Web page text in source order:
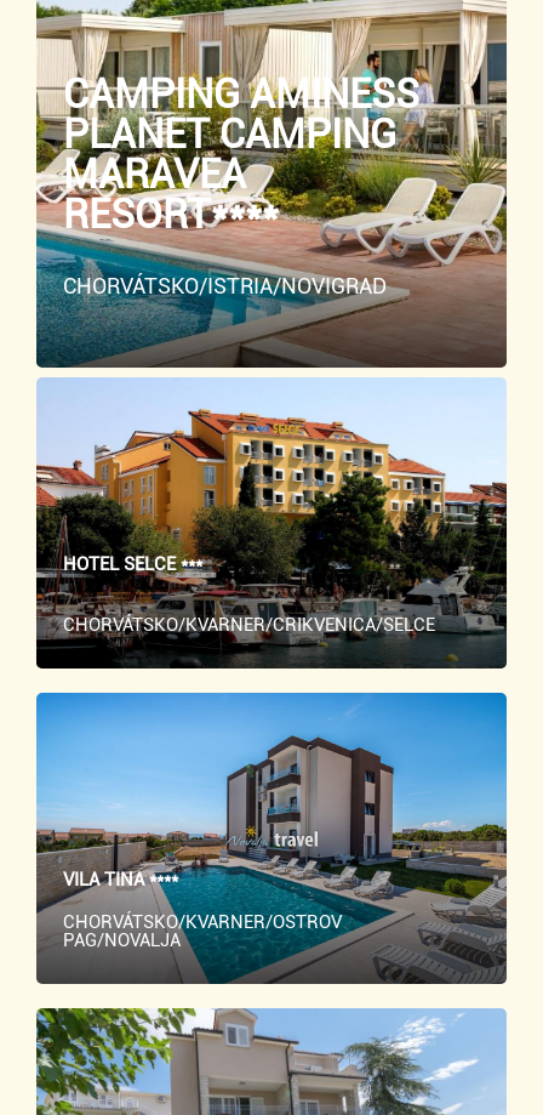
CAMPING AMINESS
PLANET CAMPING
MARAVEA
RESORT****
CHORVÁTSKO/ISTRIA/NOVIGRAD
HOTEL SELCE ***
CHORVÁTSKO/KVARNER/CRIKVENICA/SELCE
VILA TINA ****
CHORVÁTSKO/KVARNER/OSTROV
PAG/NOVALJA